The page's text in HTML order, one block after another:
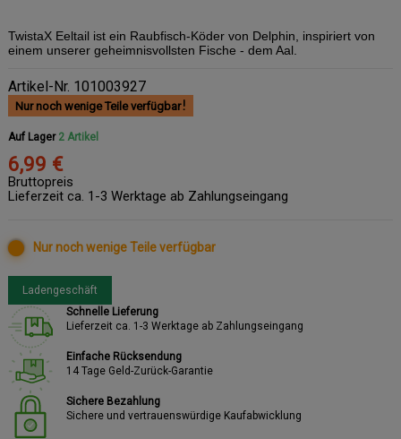
TwistaX Eeltail ist ein Raubfisch-Köder von Delphin, inspiriert von
einem unserer geheimnisvollsten Fische - dem Aal.
Artikel-Nr. 101003927
Nur noch wenige Teile verfügbar
Auf Lager 2 Artikel
6,99 €
Bruttopreis
Lieferzeit ca. 1-3 Werktage ab Zahlungseingang
Nur noch wenige Teile verfügbar
Ladengeschäft
Schnelle Lieferung
Lieferzeit ca. 1-3 Werktage ab Zahlungseingang
Einfache Rücksendung
14 Tage Geld-Zurück-Garantie
Sichere Bezahlung
Sichere und vertrauenswürdige Kaufabwicklung